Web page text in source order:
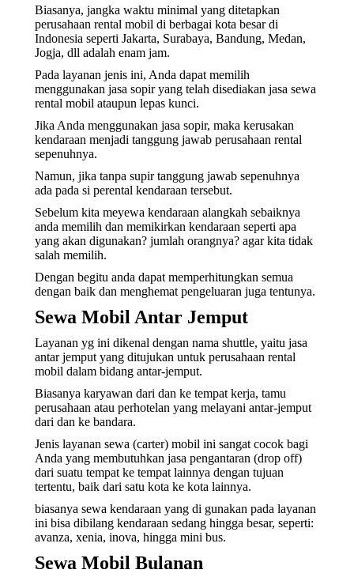
Biasanya, jangka waktu minimal yang ditetapkan
perusahaan rental mobil di berbagai kota besar di
Indonesia seperti Jakarta, Surabaya, Bandung, Medan,
Jogja, dll adalah enam jam.
Pada layanan jenis ini, Anda dapat memilih
menggunakan jasa sopir yang telah disediakan jasa sewa
rental mobil ataupun lepas kunci.
Jika Anda menggunakan jasa sopir, maka kerusakan
kendaraan menjadi tanggung jawab perusahaan rental
sepenuhnya.
Namun, jika tanpa supir tanggung jawab sepenuhnya
ada pada si perental kendaraan tersebut.
Sebelum kita meyewa kendaraan alangkah sebaiknya
anda memilih dan memikirkan kendaraan seperti apa
yang akan digunakan? jumlah orangnya? agar kita tidak
salah memilih.
Dengan begitu anda dapat memperhitungkan semua
dengan baik dan menghemat pengeluaran juga tentunya.
Sewa Mobil Antar Jemput
Layanan yg ini dikenal dengan nama shuttle, yaitu jasa
antar jemput yang ditujukan untuk perusahaan rental
mobil dalam bidang antar-jemput.
Biasanya karyawan dari dan ke tempat kerja, tamu
perusahaan atau perhotelan yang melayani antar-jemput
dari dan ke bandara.
Jenis layanan sewa (carter) mobil ini sangat cocok bagi
Anda yang membutuhkan jasa pengantaran (drop off)
dari suatu tempat ke tempat lainnya dengan tujuan
tertentu, baik dari satu kota ke kota lainnya.
biasanya sewa kendaraan yang di gunakan pada layanan
ini bisa dibilang kendaraan sedang hingga besar, seperti:
avanza, xenia, inova, hingga mini bus.
Sewa Mobil Bulanan